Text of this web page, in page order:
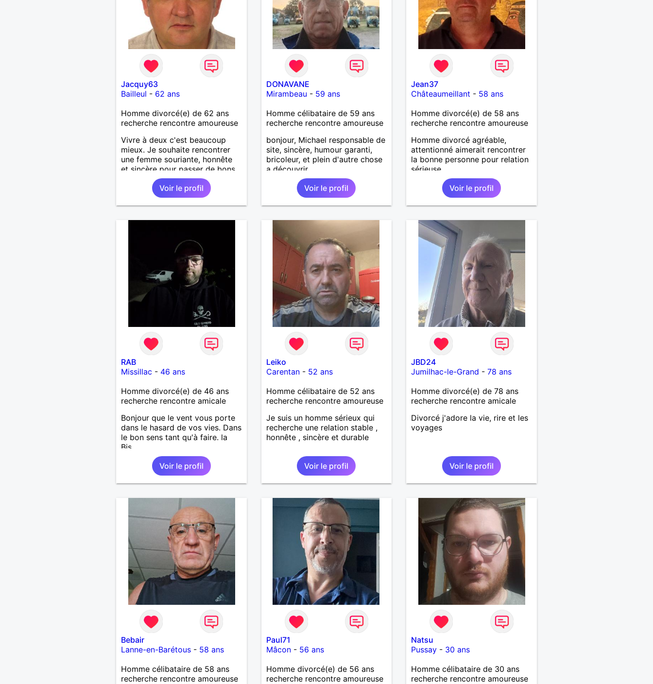
Jacquy63
Bailleul - 62 ans
Homme divorcé(e) de 62 ans
recherche rencontre amoureuse
Vivre à deux c'est beaucoup
mieux. Je souhaite rencontrer
une femme souriante, honnête
et sincère pour passer de bons
moments, qui aime plaisanter, se
balader et partager, je le
souhaite, notre complicité.
J'aime beaucoup les chantiers
temps. C'est difficile de tout
dire en quelques lignes. En
revanche, vous pouvez me
contacter pour avoir plus
d'informations. A bientôt
Voir le profil
DONAVANE
Mirambeau - 59 ans
Homme célibataire de 59 ans
recherche rencontre amoureuse
bonjour, Michael responsable de
site, sincère, humour garanti,
bricoleur, et plein d'autre chose
a découvrir
Voir le profil
Jean37
Châteaumeillant - 58 ans
Homme divorcé(e) de 58 ans
recherche rencontre amoureuse
Homme divorcé agréable,
attentionné aimerait rencontrer
la bonne personne pour relation
sérieuse...
Voir le profil
RAB
Missillac - 46 ans
Homme divorcé(e) de 46 ans
recherche rencontre amicale
Bonjour que le vent vous porte
dans le hasard de vos vies. Dans
le bon sens tant qu'à faire. la
Bis.
Voir le profil
Leiko
Carentan- 52 ans
Homme célibataire de 52 ans
recherche rencontre amoureuse
Je suis un homme sérieux qui
recherche une relation stable ,
honnête , sincère et durable
Voir le profil
JBD24
Jumilhac-le-Grand -78 ans
Homme divorcé(e) de 78 ans
recherche rencontre amicale
Divorcé j'adore la vie, rire et les
voyages
Voir le profil
Bebair
Lanne-en-Barétous- 58 ans
Homme célibataire de 58 ans
recherche rencontre amoureuse
Paul71
Mâcon- 56 ans
Homme divorcé(e) de 56 ans
recherche rencontre amoureuse
Natsu
Pussay - 30 ans
Homme célibataire de 30 ans
recherche rencontre amoureuse